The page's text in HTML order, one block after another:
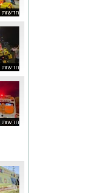
חדשות
חדשות
חדשות